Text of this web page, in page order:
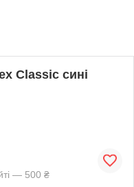
Classic сині
— 500 ₴